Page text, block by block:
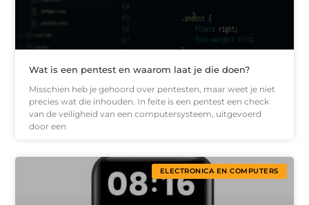
Wat is een pentest en waarom laat je die doen?
Misschien heb je gehoord over pentesten, maar weet je niet
precies wat die inhouden. In feite is een pentest een check
van de veiligheid van een computersysteem, uitgevoerd
door een
ELECTRONICA EN COMPUTERS